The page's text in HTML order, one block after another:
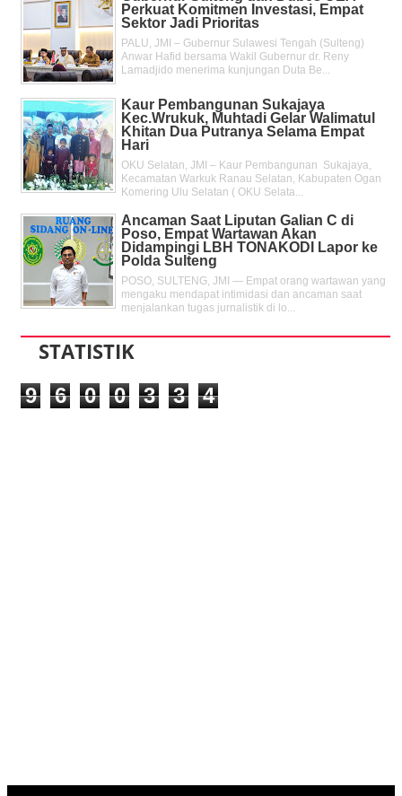
Perkuat Komitmen Investasi, Empat
Sektor Jadi Prioritas
PALU, JMI – Gubernur Sulawesi Tengah (Sulteng)
Anwar Hafid bersama Wakil Gubernur dr. Reny
Lamadjido menerima kunjungan Duta Be...
Kaur Pembangunan Sukajaya
Kec.Wrukuk, Muhtadi Gelar Walimatul
Khitan Dua Putranya Selama Empat
Hari
OKU Selatan, JMI – Kaur Pembangunan Sukajaya,
Kecamatan Warkuk Ranau Selatan, Kabupaten Ogan
Komering Ulu Selatan ( OKU Selata...
Ancaman Saat Liputan Galian C di
Poso, Empat Wartawan Akan
Didampingi LBH TONAKODI Lapor ke
Polda Sulteng
POSO, SULTENG, JMI — Empat orang wartawan yang
mengaku mendapat intimidasi dan ancaman saat
menjalankan tugas jurnalistik di lo...
STATISTIK
9 6 0 0 3 3 4